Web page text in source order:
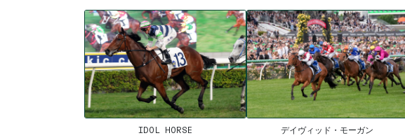
IDOL HORSE デイヴィッド・モーガン